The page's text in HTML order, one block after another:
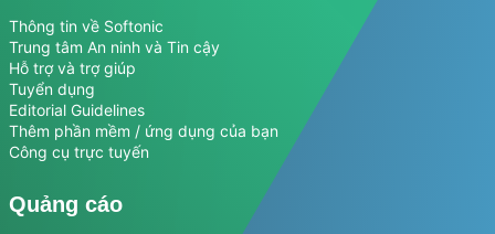
Thông tin về Softonic
Trung tâm An ninh và Tin cậy
Hỗ trợ và trợ giúp
Tuyển dụng
Editorial Guidelines
Thêm phần mềm / ứng dụng của bạn
Công cụ trực tuyến
Quảng cáo